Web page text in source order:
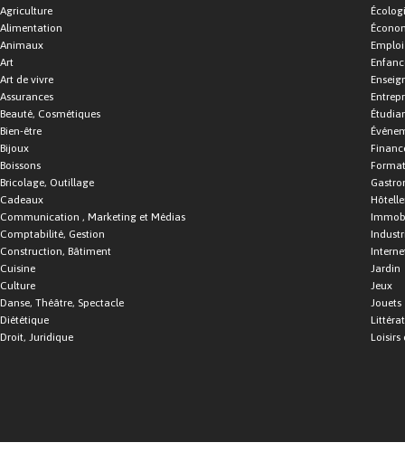
Agriculture
Alimentation
Animaux
Art
Art de vivre
Assurances
Beauté, Cosmétiques
Bien-être
Bijoux
Boissons
Bricolage, Outillage
Cadeaux
Communication , Marketing et Médias
Comptabilité, Gestion
Construction, Bâtiment
Cuisine
Culture
Danse, Théâtre, Spectacle
Diététique
Droit, Juridique
Emploi
Jardin
Jeux
Jouets
Loisirs